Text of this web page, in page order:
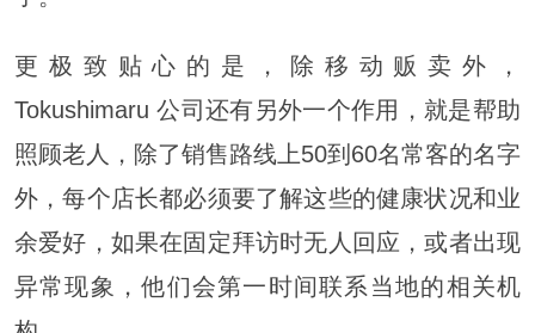
更极致贴心的是，除移动贩卖外，
Tokushimaru 公司还有另外一个作用，就是帮助
照顾老人，除了销售路线上50到60名常客的名字
外，每个店长都必须要了解这些的健康状况和业
余爱好，如果在固定拜访时无人回应，或者出现
异常现象，他们会第一时间联系当地的相关机